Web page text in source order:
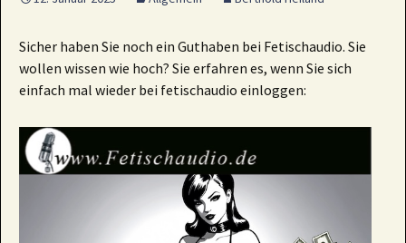
Sicher haben Sie noch ein Guthaben bei Fetischaudio. Sie
wollen wissen wie hoch? Sie erfahren es, wenn Sie sich
einfach mal wieder bei fetischaudio einloggen: